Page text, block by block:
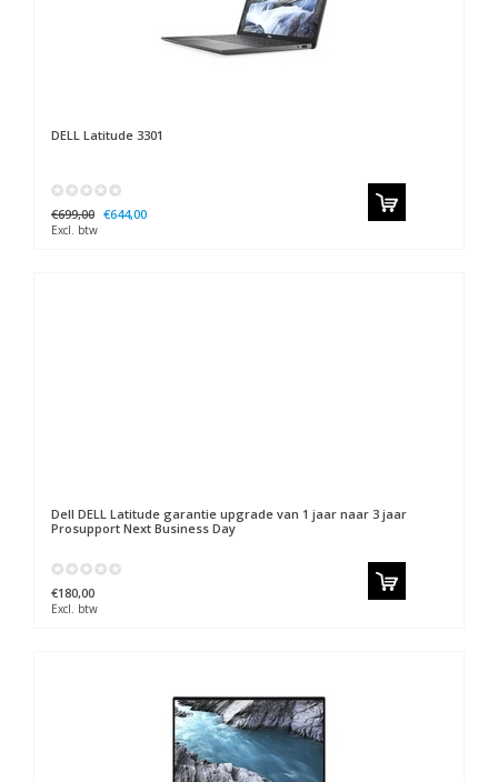
DELL Latitude 3301
€699,00 €644,00
Excl. btw
Dell DELL Latitude garantie upgrade van 1 jaar naar 3 jaar
Prosupport Next Business Day
€180,00
Excl. btw